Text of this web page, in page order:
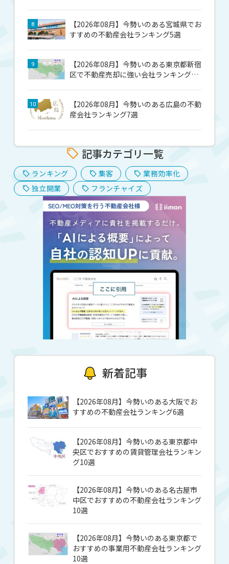
8
【2026年08月】今勢いのある宮城県でお
すすめの不動産会社ランキング5選
9
【2026年08月】今勢いのある東京都新宿
区で不動産売却に強い会社ランキング14
10
【2026年08月】今勢いのある広島の不動
産会社ランキング7選
記事カテゴリ一覧
ランキング 集客
業務効率化
独立開業
フランチャイズ
新着記事
【2026年08月】今勢いのある大阪でお
すすめの不動産会社ランキング6選
【2026年08月】今勢いのある東京都中
央区でおすすめの賃貸管理会社ランキン
グ10選
【2026年08月】今勢いのある名古屋市
中区でおすすめの不動産会社ランキング
10選
【2026年08月】今勢いのある東京都で
おすすめの事業用不動産会社ランキング
10選